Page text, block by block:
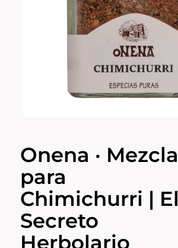
Onena · Mezcla
para
Chimichurri | El
Secreto
Herbolario